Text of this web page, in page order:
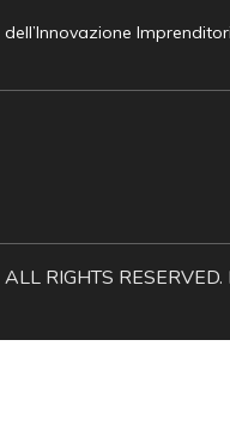
RIGHTS RESERVED.